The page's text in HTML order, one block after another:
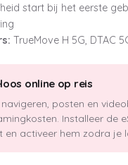
start bij het eerste
: TrueMove H 5G, DTAC
online op reis
posten en
Installeer de
en activeer hem zodra je